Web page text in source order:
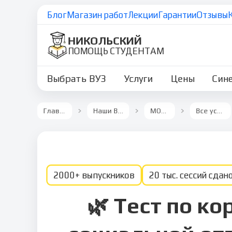
БлогМагазин работЛекцииГарантииОтзывы
НИКОЛЬСКИЙ
ПОМОЩЬ СТУДЕНТАМ
Выбрать ВУЗ Услуги Цены
Главная Наши ВУЗы МОСАП Все услуги
2000+ выпускников 20 тыс. сессий сдано
🌿 Тест по